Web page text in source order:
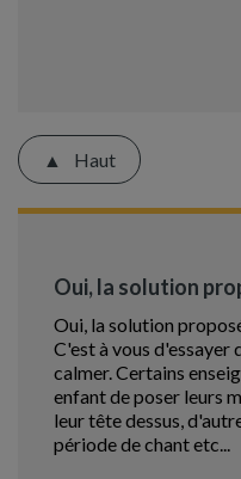
Haut
Oui, la solution
Oui, la solution
C'est à vous
calmer. Certains
enfant de poser leurs
leur tête dessus,
période de chant etc...